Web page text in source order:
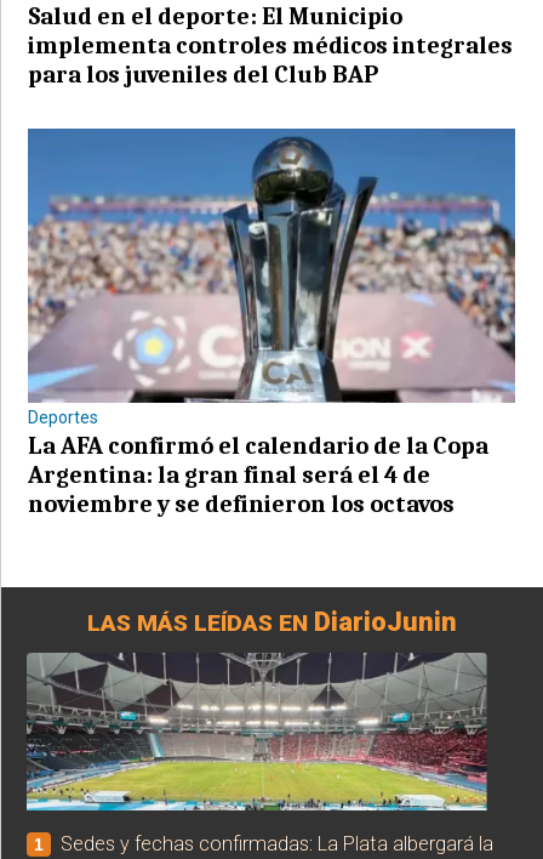
Salud en el deporte: El Municipio
implementa controles médicos integrales
para los juveniles del Club BAP
Deportes
La AFA confirmó el calendario de la Copa
Argentina: la gran final será el 4 de
noviembre y se definieron los octavos
LAS MÁS LEÍDAS ENDiarioJunin
1
Sedes y fechas confirmadas: La Plata albergará la